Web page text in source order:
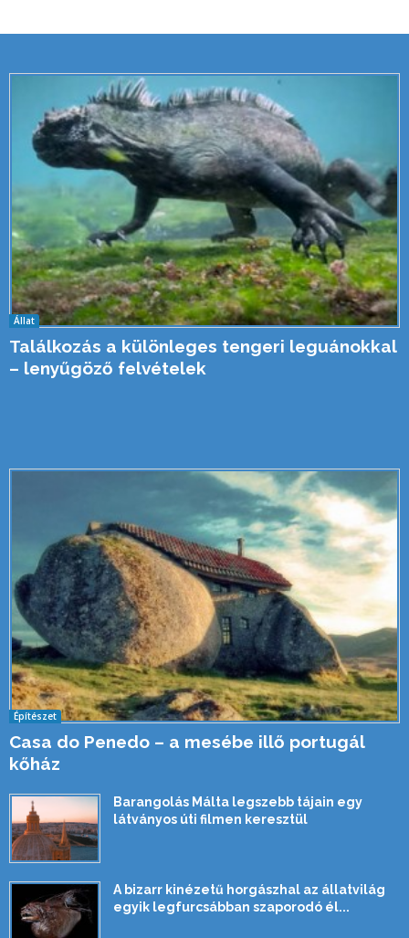
Állat
Találkozás a különleges tengeri leguánokkal
– lenyűgöző felvételek
Építészet
Casa do Penedo – a mesébe illő portugál
kőház
Barangolás Málta legszebb tájain egy
látványos úti filmen keresztül
A bizarr kinézetű horgászhal az állatvilág
egyik legfurcsábban szaporodó él...